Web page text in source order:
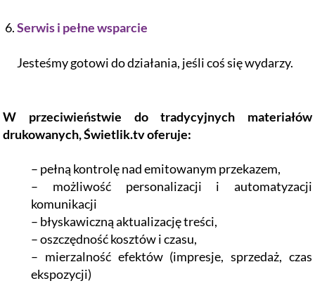
Serwis i pełne wsparcie
Jesteśmy gotowi do działania, jeśli coś się wydarzy.
W przeciwieństwie do tradycyjnych materiałów
drukowanych, Świetlik.tv oferuje:
– pełną kontrolę nad emitowanym przekazem,
– możliwość personalizacji i automatyzacji
komunikacji
– błyskawiczną aktualizację treści,
– oszczędność kosztów i czasu,
– mierzalność efektów (impresje, sprzedaż, czas
ekspozycji)